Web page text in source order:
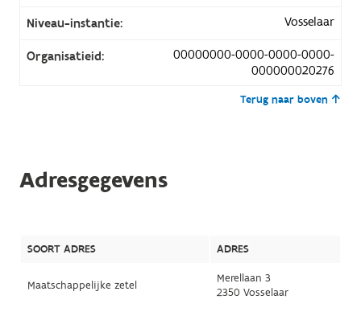
Niveau-instantie: Vosselaar
Organisatieid:
00000000-0000-0000-0000-
000000020276
Terug naar boven
Adresgegevens
SOORT ADRES ADRES
Maatschappelijke zetel
Merellaan 3
2350 Vosselaar